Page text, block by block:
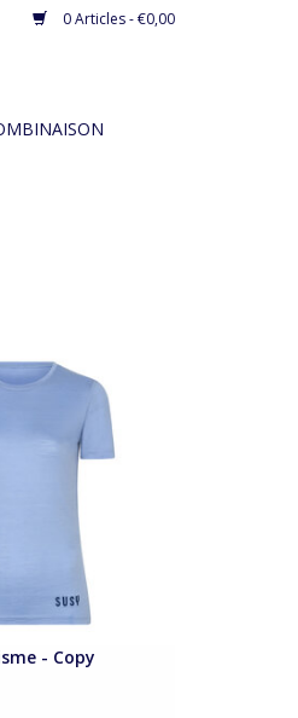
0 Articles - €0,00
trois poches arrière.
AU PANIER
- Copy